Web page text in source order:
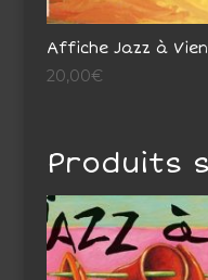
Affiche Jazz à
20,00€
Produits